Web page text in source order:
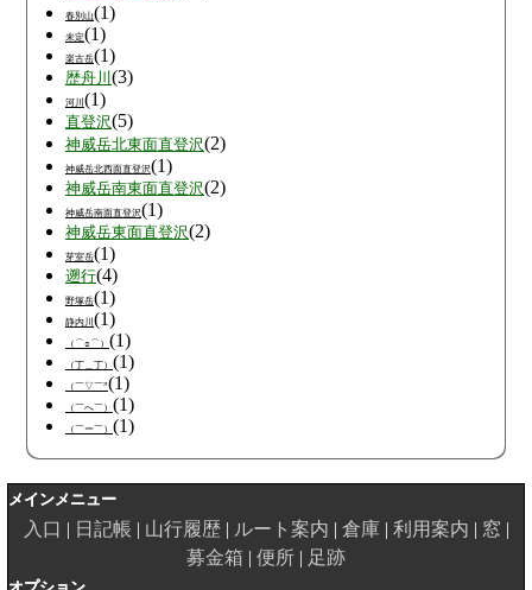
春別山(1)
未定(1)
楽古岳(1)
歴舟川 (3)
河川 (1)
直登沢(5)
神威岳北東面直登沢(2)
神威岳北西面直登沢(1)
神威岳南東面直登沢(2)
神威岳南面直登沢(1)
神威岳東面直登沢(2)
芽室岳(1)
遡行(4)
野塚岳(1)
静内川 (1)
（⌒○⌒） (1)
（丁＿丁） (1)
（￣▽￣”(1)
（￣へ￣） (1)
（￣ー￣） (1)
メインメニュー
入口 日記帳 山行履歴 ルート案内 倉庫 利用案内
窓
募金箱
便所 足跡